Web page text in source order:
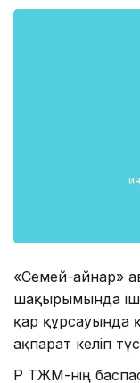
«Семей-
шақырымында
қар құрсауында
ақпарат келіп
ҚР ТЖМ-нің